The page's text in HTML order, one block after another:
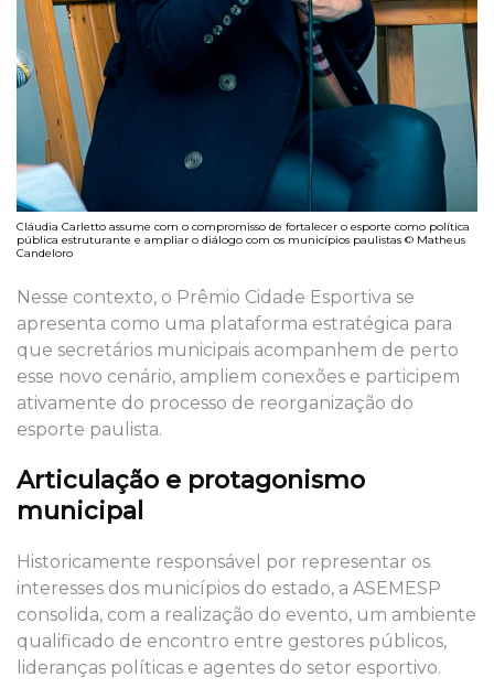
Cláudia Carletto assume com o compromisso de fortalecer o esporte como política
pública estruturante e ampliar o diálogo com os municípios paulistas © Matheus
Candeloro
Nesse contexto, o Prêmio Cidade Esportiva se
apresenta como uma plataforma estratégica para
que secretários municipais acompanhem de perto
esse novo cenário, ampliem conexões e participem
ativamente do processo de reorganização do
esporte paulista.
Articulação e protagonismo
municipal
Historicamente responsável por representar os
interesses dos municípios do estado, a ASEMESP
consolida, com a realização do evento, um ambiente
qualificado de encontro entre gestores públicos,
lideranças políticas e agentes do setor esportivo.